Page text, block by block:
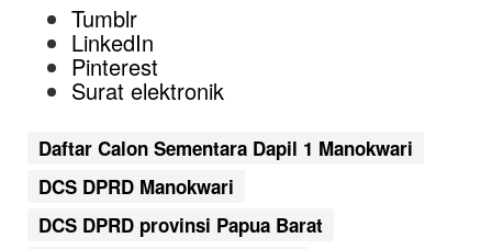
Tumblr
LinkedIn
Pinterest
Surat elektronik
Daftar Calon Sementara Dapil 1 Manokwari
DCS DPRD Manokwari
DCS DPRD provinsi Papua Barat